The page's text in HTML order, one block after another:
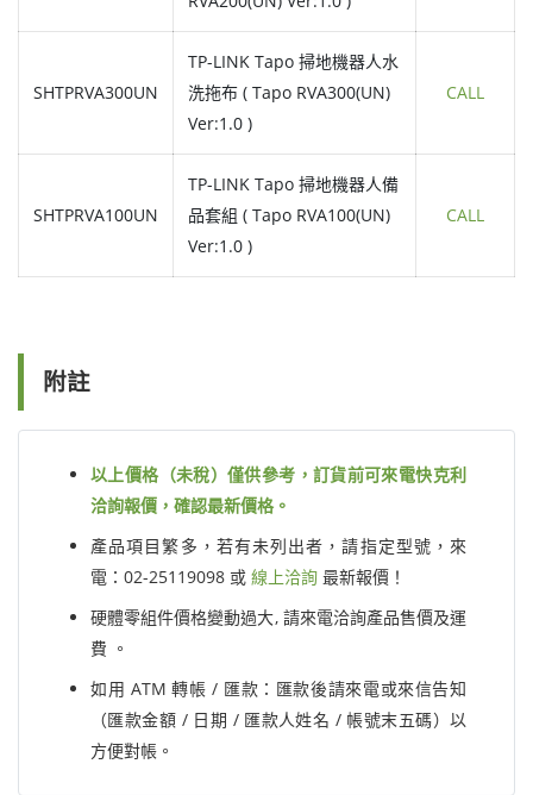
SHTPRVA300UN
TP-LINK Tapo 掃地機器人水
洗拖布 ( Tapo RVA300(UN)
Ver:1.0 )
CALL
SHTPRVA100UN
TP-LINK Tapo 掃地機器人備
品套組 ( Tapo RVA100(UN)
Ver:1.0 )
CALL
附註
以上價格（未稅）僅供參考，訂貨前可來電快克利
洽詢報價，確認最新價格。
產品項目繁多，若有未列出者，請指定型號，來
電：02-25119098 或 線上洽詢 最新報價！
硬體零組件價格變動過大, 請來電洽詢產品售價及運
費 。
如用 ATM 轉帳 / 匯款：匯款後請來電或來信告知
（匯款金額 / 日期 / 匯款人姓名 / 帳號末五碼）以
方便對帳。